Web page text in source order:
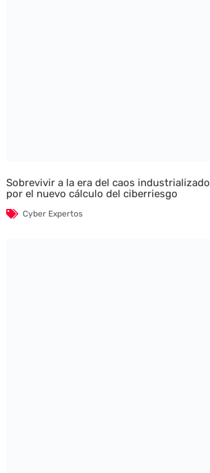
Sobrevivir a la era del caos
por el nuevo cálculo del ciberriesgo
Cyber Expertos